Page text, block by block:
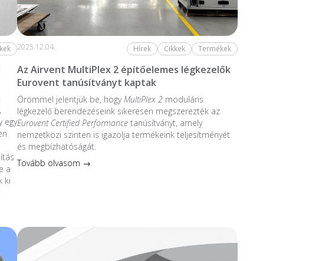
egy
a
ki
2025.12.04. Hírek Cikkek Termékek
Az Airvent MultiPlex 2 építőelemes légkezelők
Eurovent tanúsítványt kaptak
Örömmel jelentjük be, hogyMultiPlex 2 moduláris
légkezelő berendezéseink sikeresen megszerezték az
Eurovent Certified Performance tanúsítványt, amely
nemzetközi szinten is igazolja termékeink teljesítményét
és megbízhatóságát.
Tovább olvasom →